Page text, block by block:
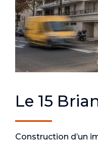
Le 15
Construction d’un